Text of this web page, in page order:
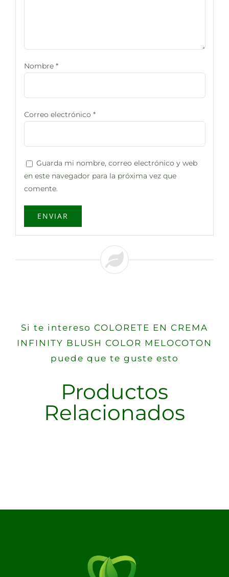
Nombre *
Correo electrónico *
Guarda mi nombre, correo electrónico y web
en este navegador para la próxima vez que
comente.
Si te intereso COLORETE EN CREMA
INFINITY BLUSH COLOR MELOCOTON
puede que te guste esto
Productos
Relacionados